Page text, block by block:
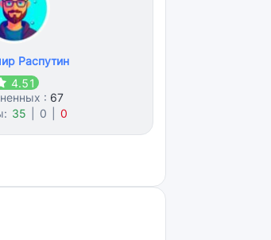
Распутин
4.51
: 67
35 0 0